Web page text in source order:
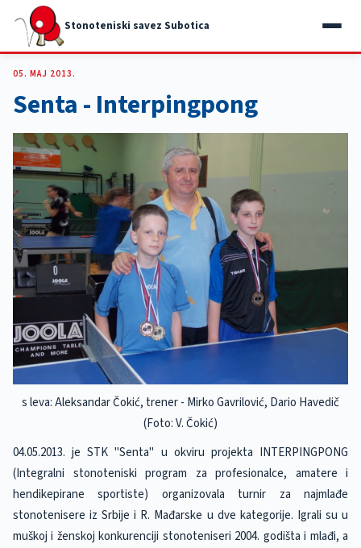
Stonoteniski savez Subotica
05. MAJ 2013.
Senta - Interpingpong
s leva: Aleksandar Čokić, trener - Mirko Gavrilović, Dario Havedič
(Foto: V. Čokić)
04.05.2013. je STK "Senta" u okviru projekta INTERPINGPONG
(Integralni stonoteniski program za profesionalce, amatere i
hendikepirane sportiste) organizovala turnir za najmlađe
stonotenisere iz Srbije i R. Mađarske u dve kategorije. Igrali su u
muškoj i ženskoj konkurenciji stonoteniseri 2004. godišta i mlađi, a